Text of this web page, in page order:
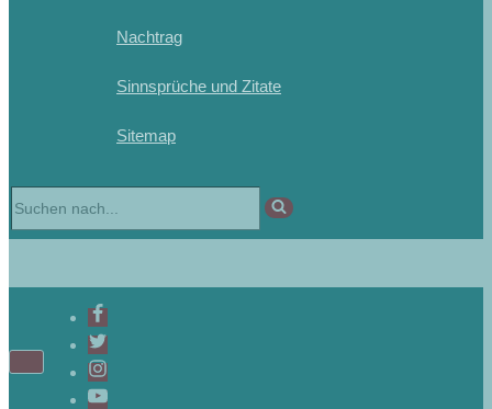
Nachtrag
Sinnsprüche und Zitate
Sitemap